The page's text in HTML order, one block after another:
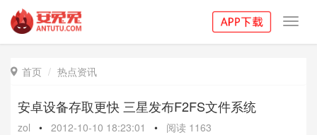
 首页 热点资讯
安卓设备存取更快 三星发布F2FS文件系统
zol • 2012-10-10 18:23:01 • 阅读 1163